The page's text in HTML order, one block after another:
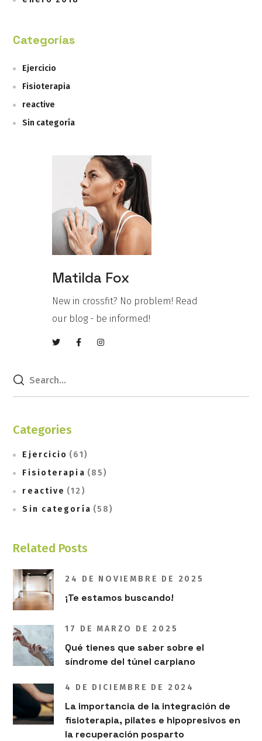
Categorías
Ejercicio
Fisioterapia
reactive
Sin categoría
Matilda Fox
New in crossfit? No problem! Read
our blog - be informed!
Categories
Ejercicio (61)
Fisioterapia (85)
reactive (12)
Sin categoría (58)
Related Posts
24 DE NOVIEMBRE DE 2025
¡Te estamos buscando!
17 DE MARZO DE 2025
Qué tienes que saber sobre el
síndrome del túnel carpiano
4 DE DICIEMBRE DE 2024
La importancia de la integración de
fisioterapia, pilates e hipopresivos en
la recuperación posparto